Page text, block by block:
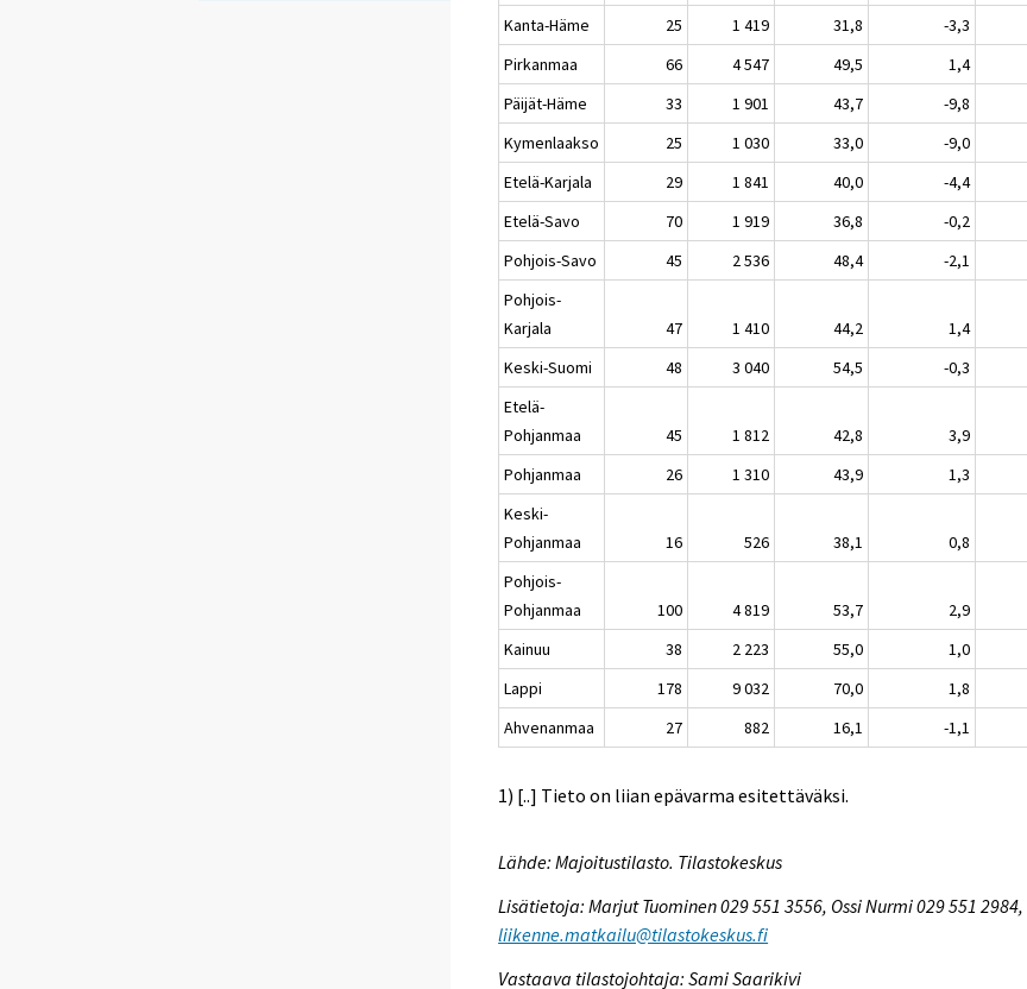
Kanta-Häme
25 1 419 31,8 -3,3
Pirkanmaa
66 4 547 49,5 1,4
Päijät-Häme
33 1 901 43,7 -9,8
Kymenlaakso
25 1 030 33,0 -9,0
Etelä-Karjala
29 1 841 40,0 -4,4
Etelä-Savo
70 1 919 36,8 -0,2
Pohjois-Savo
45 2 536 48,4 -2,1
Pohjois-
Karjala
47 1 410 44,2 1,4
Keski-Suomi
48 3 040 54,5 -0,3
Etelä-
Pohjanmaa
45 1 812 42,8 3,9
Pohjanmaa
26 1 310 43,9 1,3
Keski-
Pohjanmaa
16 526 38,1 0,8
Pohjois-
Pohjanmaa
100 4 819 53,7 2,9
Kainuu
38 2 223 55,0 1,0
Lappi
178 9 032 70,0 1,8
Ahvenanmaa
27 882 16,1 -1,1
1) [..] Tieto on liian epävarma esitettäväksi.
Lähde: Majoitustilasto. Tilastokeskus
Lisätietoja: Marjut Tuominen 029 551 3556, Ossi Nurmi 029 551 2984,
liikenne.matkailu@tilastokeskus.fi
Vastaava tilastojohtaja: Sami Saarikivi